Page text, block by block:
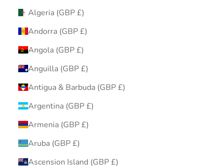
Algeria (GBP £)
Andorra (GBP £)
Angola (GBP £)
Anguilla (GBP £)
Antigua & Barbuda (GBP £)
Argentina (GBP £)
Armenia (GBP £)
Aruba (GBP £)
Ascension Island (GBP £)